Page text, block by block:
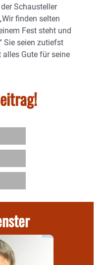
Schausteller
finden selten
Fest steht und
Sie seien zutiefst
Gute für seine